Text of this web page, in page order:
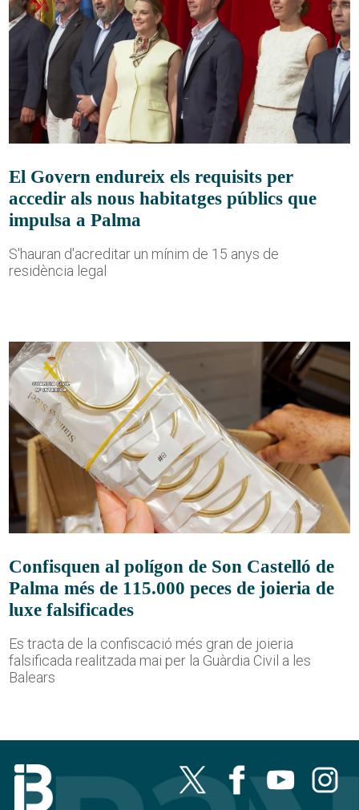
El Govern endureix els requisits per
accedir als nous habitatges públics que
impulsa a Palma
S'hauran d'acreditar un mínim de 15 anys de
residència legal
Confisquen al polígon de Son Castelló de
Palma més de 115.000 peces de joieria de
luxe falsificades
Es tracta de la confiscació més gran de joieria
falsificada realitzada mai per la Guàrdia Civil a les
Balears